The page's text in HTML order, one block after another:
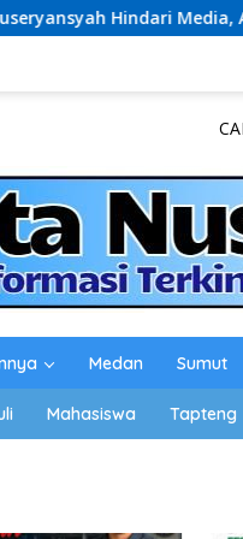
Media, AFPI Disorot
Medan Sumut
Mahasiswa Tapteng